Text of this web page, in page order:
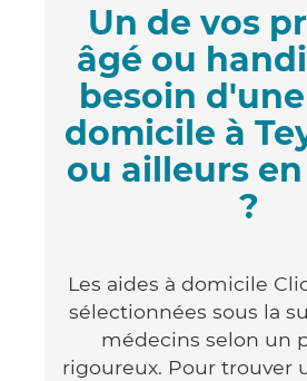
Un de vos
âgé ou
besoin
domicile à
ou ailleurs
?
Les aides à domicile
sélectionnées sous la
médecins selon un
rigoureux. Pour trouver